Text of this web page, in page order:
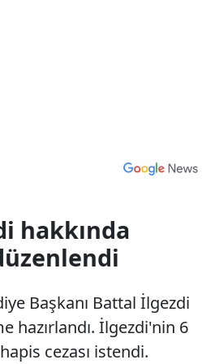
hakkında
Başkanı Battal İlgezdi
hazırlandı. İlgezdi'nin 6
cezası istendi.